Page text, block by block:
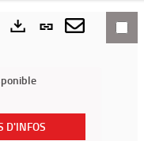
Lien
permanent
fenêtre)
Envoyer
mail
D'INFOS